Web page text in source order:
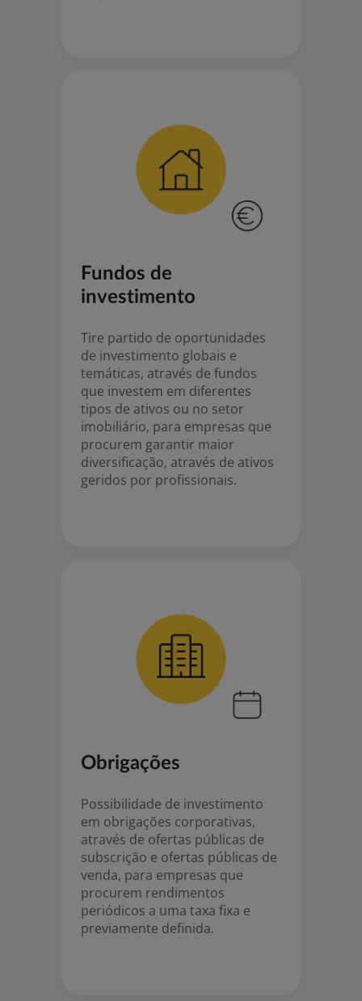
Fundos de
investimento
Tire partido de oportunidades
de investimento globais e
temáticas, através de fundos
que investem em diferentes
tipos de ativos ou no setor
imobiliário, para empresas que
procurem garantir maior
diversificação, através de ativos
geridos por profissionais.
Obrigações
Possibilidade de investimento
em obrigações corporativas,
através de ofertas públicas de
subscrição e ofertas públicas de
venda, para empresas que
procurem rendimentos
periódicos a uma taxa fixa e
previamente definida.